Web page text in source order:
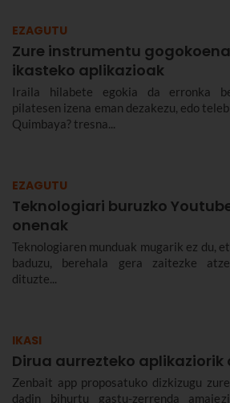
EZAGUTU
Zure instrumentu
ikasteko aplikazioak
Iraila hilabete egokia da erronka
pilatesen izena eman dezakezu, edo
Quimbaya? tresna...
EZAGUTU
Teknologiari buruzko
onenak
Teknologiaren munduak mugarik ez du,
baduzu, berehala gera zaitezke
dituzte...
IKASI
Dirua aurrezteko aplikaziorik
Zenbait app proposatuko dizkizugu
dadin bihurtu gastu-zerrenda